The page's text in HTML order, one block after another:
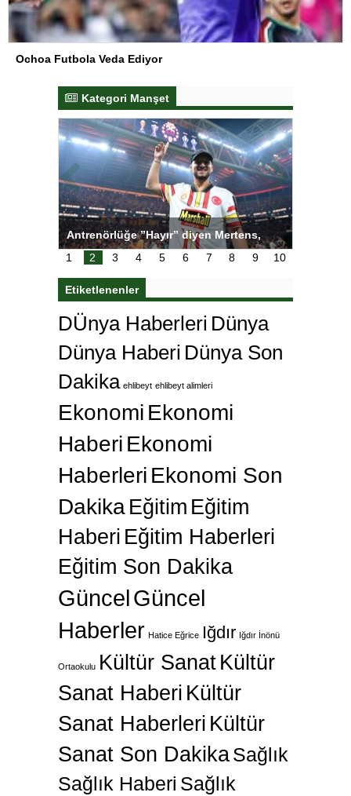
Ochoa Futbola Veda Ediyor
Kategori Manşet
Antrenörlüğe ”Hayır” diyen Mertens,
Galatasaray’dan bakın ne istedi
Salihli
1
2 3 4 5 6 7 8 9 10
Etiketlenenler
DÜnya Haberleri Dünya
Dünya Haberi Dünya Son
Dakika ehlibeyt ehlibeyt alimleri
Ekonomi Ekonomi
Haberi Ekonomi
Haberleri Ekonomi Son
Dakika Eğitim Eğitim
Haberi Eğitim Haberleri
Eğitim Son Dakika
GüncelGüncel
Haberler Hatice Eğrice Iğdır Iğdır İnönü
Ortaokulu Kültür SanatKültür
Sanat Haberi Kültür
Sanat Haberleri Kültür
Sanat Son DakikaSağlık
Sağlık Haberi Sağlık